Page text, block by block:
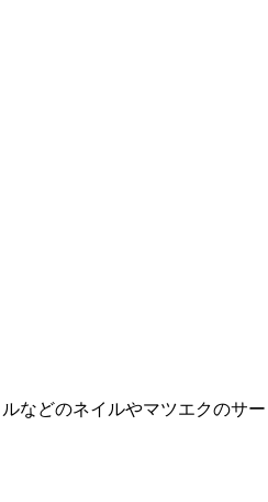
ルなどのネイルやマツエクのサ